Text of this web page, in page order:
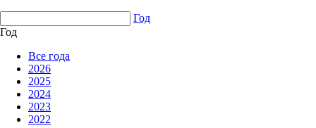
Год
Год
Все года
2026
2025
2024
2023
2022